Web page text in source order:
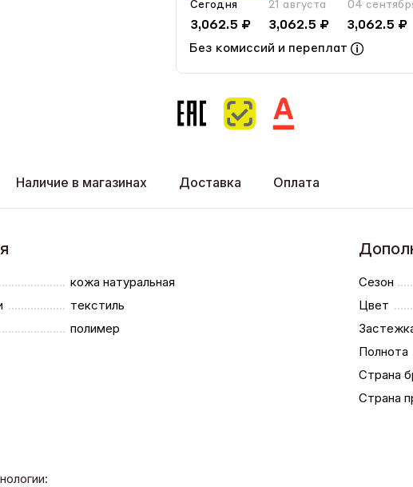
Сегодня
3,062.5 ₽
21 августа
3,062.5 ₽
04
3,062.5 ₽
Без комиссий и переплат
Наличие в магазинах Доставка Оплата
кожа натуральная
текстиль
полимер
Сезон
Цвет
Полнота
Страна
Страна